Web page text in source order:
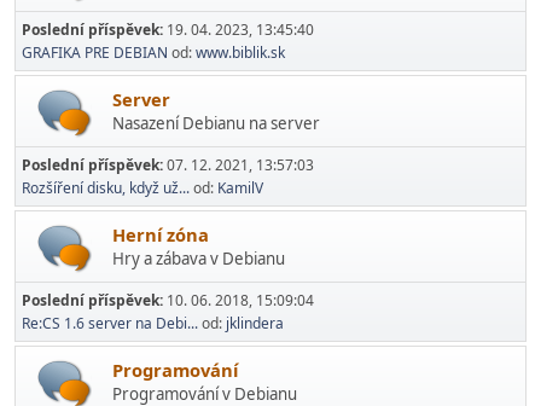
Poslední příspěvek: 19. 04. 2023, 13:45:40
GRAFIKA PRE DEBIAN od:www.biblik.sk
Server
Nasazení Debianu na server
Poslední příspěvek:07. 12. 2021, 13:57:03
Rozšíření disku, když už...od: KamilV
Herní­ zóna
Hry a zábava v Debianu
Poslední příspěvek: 10. 06. 2018, 15:09:04
Re:CS 1.6 server na Debi...od: jklindera
Programování
Programování v Debianu